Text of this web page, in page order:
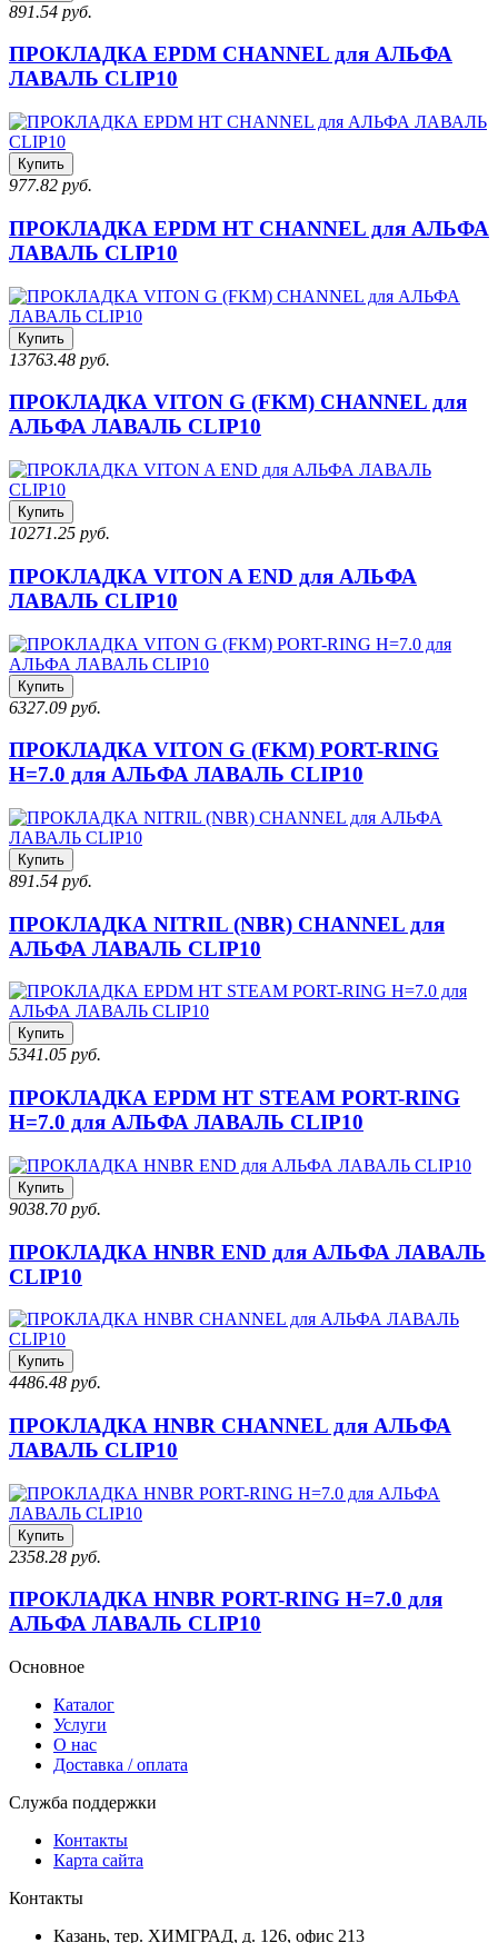
891.54 руб.
ПРОКЛАДКА EPDM CHANNEL для АЛЬФА
ЛАВАЛЬ CLIP10
Купить
977.82 руб.
ПРОКЛАДКА EPDM HT CHANNEL для АЛЬФА
ЛАВАЛЬ CLIP10
Купить
13763.48 руб.
ПРОКЛАДКА VITON G (FKM) CHANNEL для
АЛЬФА ЛАВАЛЬ CLIP10
Купить
10271.25 руб.
ПРОКЛАДКА VITON A END для АЛЬФА
ЛАВАЛЬ CLIP10
Купить
6327.09 руб.
ПРОКЛАДКА VITON G (FKM) PORT-RING
H=7.0 для АЛЬФА ЛАВАЛЬ CLIP10
Купить
891.54 руб.
ПРОКЛАДКА NITRIL (NBR) CHANNEL для
АЛЬФА ЛАВАЛЬ CLIP10
Купить
5341.05 руб.
ПРОКЛАДКА EPDM HT STEAM PORT-RING
H=7.0 для АЛЬФА ЛАВАЛЬ CLIP10
Купить
9038.70 руб.
ПРОКЛАДКА HNBR END для АЛЬФА ЛАВАЛЬ
CLIP10
Купить
4486.48 руб.
ПРОКЛАДКА HNBR CHANNEL для АЛЬФА
ЛАВАЛЬ CLIP10
Купить
2358.28 руб.
ПРОКЛАДКА HNBR PORT-RING H=7.0 для
АЛЬФА ЛАВАЛЬ CLIP10
Основное
Каталог
Услуги
О нас
Доставка / оплата
Служба поддержки
Контакты
Карта сайта
Контакты
Казань, тер. ХИМГРАД, д. 126, офис 213